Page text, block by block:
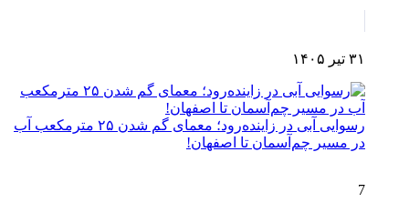
۳۱ تیر ۱۴۰۵
رسوایی آبی در زاینده‌رود؛ معمای گم شدن ۲۵ مترمکعب آب
در مسیر چم‌آسمان تا اصفهان!
7